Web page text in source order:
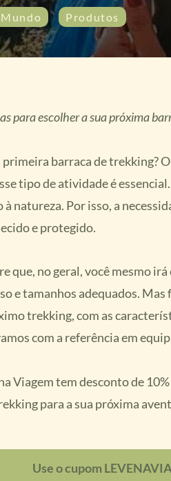
Mundo Produtos
para escolher a sua próxima
primeira barraca de trekking?
tipo de atividade é
natureza. Por isso, a
e protegido.
que, no geral, você mesmo
e tamanhos adequados.
trekking, com as
com a referência em
Viagem tem desconto de
para a sua próxima
Use o cupom